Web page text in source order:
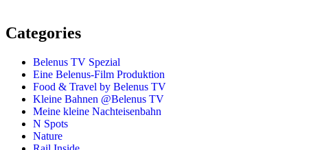
Categories
Belenus TV Spezial
Eine Belenus-Film Produktion
Food & Travel by Belenus TV
Kleine Bahnen @Belenus TV
Meine kleine Nachteisenbahn
N Spots
Nature